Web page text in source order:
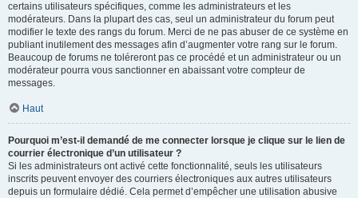
certains utilisateurs spécifiques, comme les administrateurs et les
modérateurs. Dans la plupart des cas, seul un administrateur du forum peut
modifier le texte des rangs du forum. Merci de ne pas abuser de ce système en
publiant inutilement des messages afin d’augmenter votre rang sur le forum.
Beaucoup de forums ne toléreront pas ce procédé et un administrateur ou un
modérateur pourra vous sanctionner en abaissant votre compteur de
messages.
Haut
Pourquoi m’est-il demandé de me connecter lorsque je clique sur le lien de
courrier électronique d’un utilisateur ?
Si les administrateurs ont activé cette fonctionnalité, seuls les utilisateurs
inscrits peuvent envoyer des courriers électroniques aux autres utilisateurs
depuis un formulaire dédié. Cela permet d’empêcher une utilisation abusive